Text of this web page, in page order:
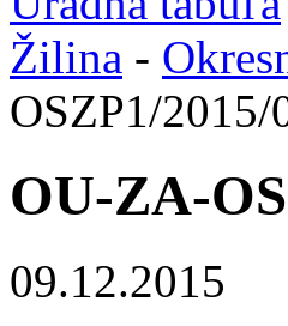
Žilina -
OSZP1/2015/
OU-ZA-
09.12.2015